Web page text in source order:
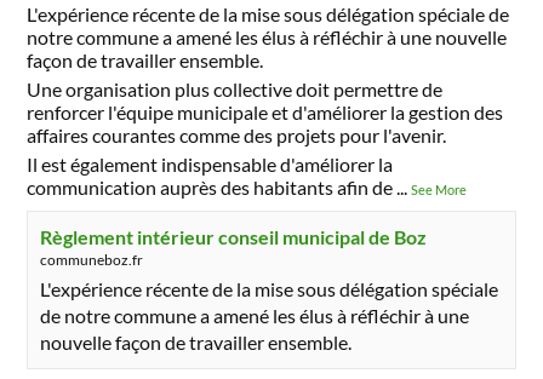
L'expérience récente de la mise sous délégation spéciale de
notre commune a amené les élus à réfléchir à une nouvelle
façon de travailler ensemble.
Une organisation plus collective doit permettre de
renforcer l'équipe municipale et d'améliorer la gestion des
affaires courantes comme des projets pour l'avenir.
Il est également indispensable d'améliorer la
communication auprès des habitants afin de...See More
Règlement intérieur conseil municipal de Boz
communeboz.fr
L'expérience récente de la mise sous délégation spéciale
de notre commune a amené les élus à réfléchir à une
nouvelle façon de travailler ensemble.